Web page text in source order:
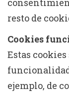
resto de
Cookies
Estas
ejemplo, de